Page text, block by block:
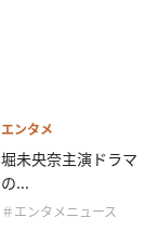
エンタメ
堀未央奈主演ドラマ
の...
＃エンタメニュース